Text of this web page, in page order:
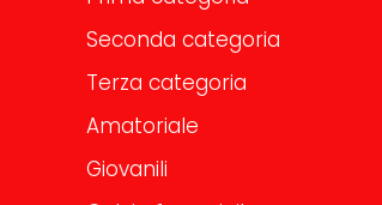
Seconda categoria
Terza categoria
Amatoriale
Giovanili